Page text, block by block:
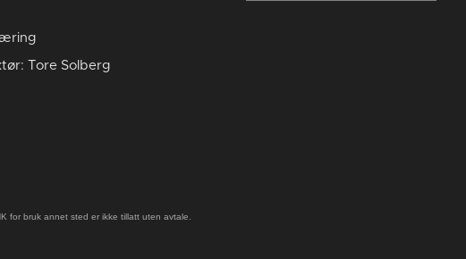
Tore Solberg
for bruk annet sted er ikke tillatt uten avtale.